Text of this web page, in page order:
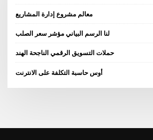
معالم مشروع إدارة المشاريع
لنا الرسم البياني مؤشر سعر الصلب
حملات التسويق الرقمي الناجحة الهند
أوس حاسبة التكلفة على الانترنت